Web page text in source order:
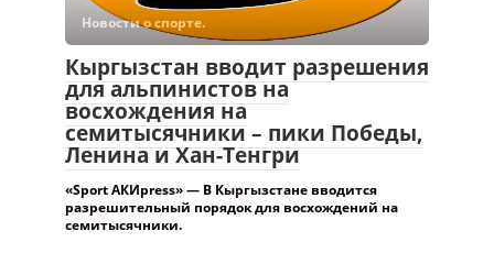
Новости о спорте.
Кыргызстан вводит разрешения
для альпинистов на
восхождения на
семитысячники – пики Победы,
Ленина и Хан-Тенгри
«Sport АКИpress» — В Кыргызстане вводится
разрешительный порядок для восхождений на
семитысячники.